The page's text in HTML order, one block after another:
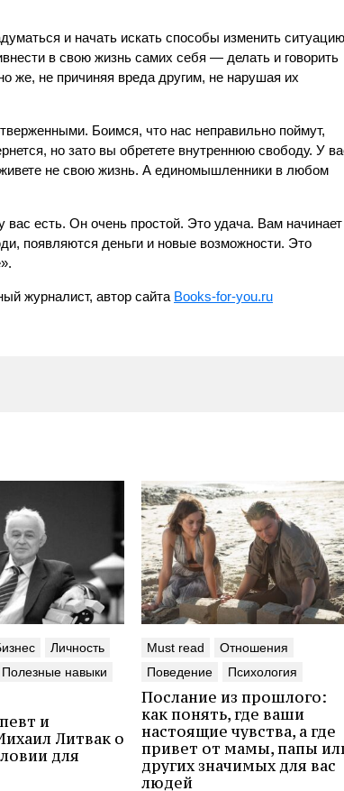
и начать искать способы изменить
в свою жизнь самих себя — делать и говорить
же, не причиняя вреда другим, не нарушая их
Боимся, что нас неправильно поймут,
но зато вы обретете внутреннюю свободу. У
живете не свою жизнь. А единомышленники в любом
вас есть. Он очень простой. Это удача. Вам начинает
появляются деньги и новые возможности. Это
журналист, автор сайта Books-for-you.ru
Личность
Полезные навыки
и
Литвак о
для
Must read
Отношения
Поведение
Психология
Послание из прошлого:
как понять, где ваши
настоящие чувства, а где
привет от мамы, папы
других значимых для вас
людей